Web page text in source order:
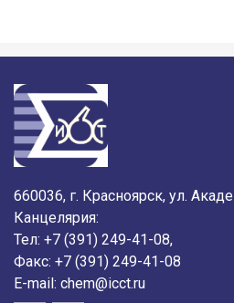
660036, г. Красноярск, ул.
Канцелярия:
Тел: +7 (391) 249-41-08,
Факс: +7 (391) 249-41-08
E-mail: chem@icct.ru